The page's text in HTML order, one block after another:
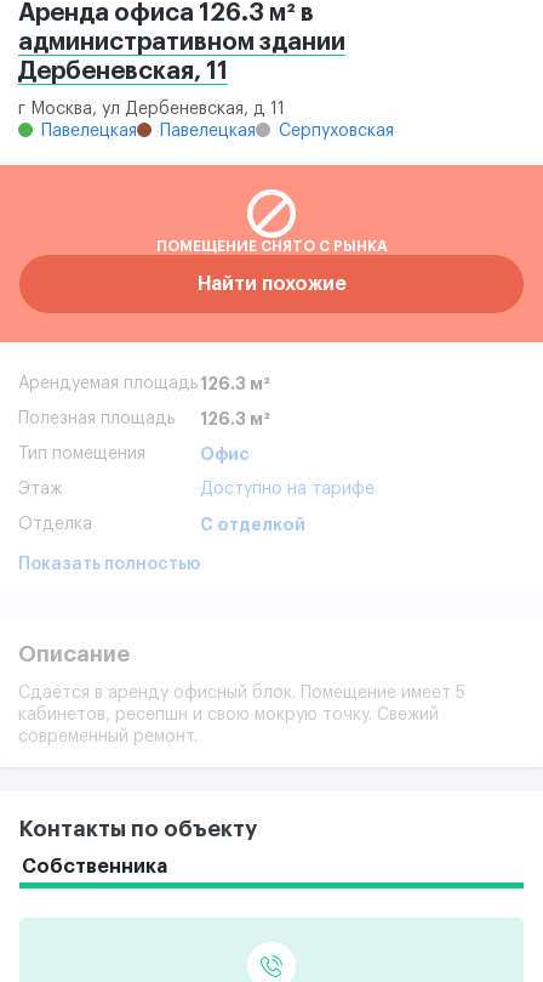
Аренда офиса 126.3 м² в
административном здании
Дербеневская, 11
г Москва, ул Дербеневская, д 11
Павелецкая
Павелецкая Серпуховская
ПОМЕЩЕНИЕ СНЯТО С РЫНКА
Найти похожие
Арендуемая площадь 126.3 м²
Полезная площадь 126.3 м²
Тип помещения Офис
Этаж Доступно на тарифе
Отделка С отделкой
Показать полностью
Описание
Сдаётся в аренду офисный блок. Помещение имеет 5
кабинетов, ресепшн и свою мокрую точку. Свежий
современный ремонт.
Контакты по объекту
Собственника